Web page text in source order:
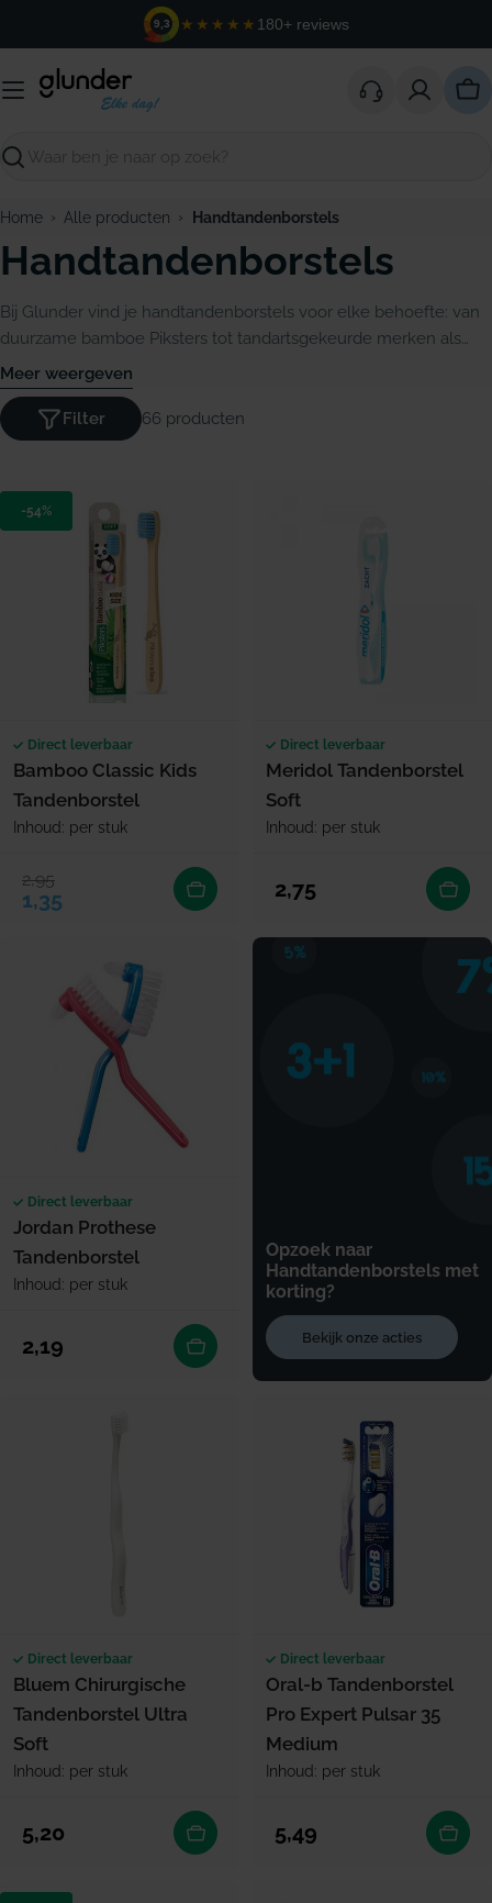
inhoud
9,3 ★★★★★ 180+ reviews
Zoeken
Home › Alle producten › Handtandenborstels
Handtandenborstels
Bij Glunder vind je handtandenborstels voor elke behoefte: van
duurzame bamboe Piksters tot tandartsgekeurde merken als
Vitis, GUM en Lactona. Effectief poetsen begint met de juiste
borstel.
Meer weergeven
66 producten
Filter
-54%
Direct leverbaar
Bamboo Classic Kids
Tandenborstel
Inhoud: per stuk
Verkoopprijs
1,35
Normale prijs
2,95
Direct leverbaar
Meridol Tandenborstel
Soft
Inhoud: per stuk
Normale prijs
2,75
Direct leverbaar
Jordan Prothese
Tandenborstel
Inhoud: per stuk
Normale prijs
2,19
Opzoek naar
Handtandenborstels met
korting?
Bekijk onze acties
Direct leverbaar
Bluem Chirurgische
Tandenborstel Ultra
Soft
Inhoud: per stuk
Normale prijs
5,20
Direct leverbaar
Oral-b Tandenborstel
Pro Expert Pulsar 35
Medium
Inhoud: per stuk
Normale prijs
5,49